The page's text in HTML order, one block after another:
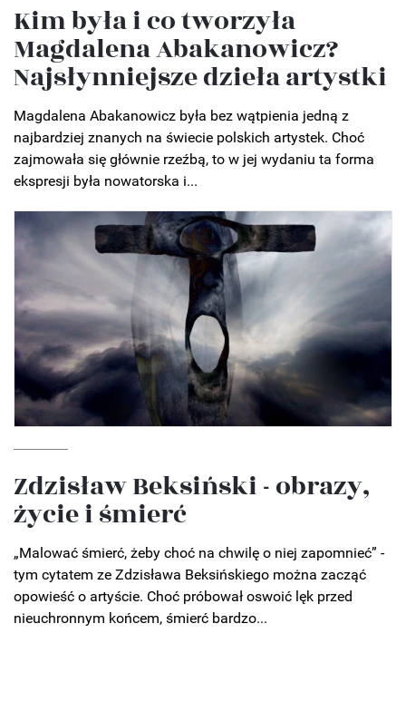
Kim była i co tworzyła
Magdalena Abakanowicz?
Najsłynniejsze dzieła artystki
Magdalena Abakanowicz była bez wątpienia jedną z
najbardziej znanych na świecie polskich artystek. Choć
zajmowała się głównie rzeźbą, to w jej wydaniu ta forma
ekspresji była nowatorska i...
Zdzisław Beksiński - obrazy,
życie i śmierć
„Malować śmierć, żeby choć na chwilę o niej zapomnieć” -
tym cytatem ze Zdzisława Beksińskiego można zacząć
opowieść o artyście. Choć próbował oswoić lęk przed
nieuchronnym końcem, śmierć bardzo...